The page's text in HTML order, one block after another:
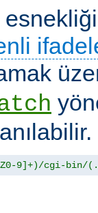
9]+)/cgi-bin/